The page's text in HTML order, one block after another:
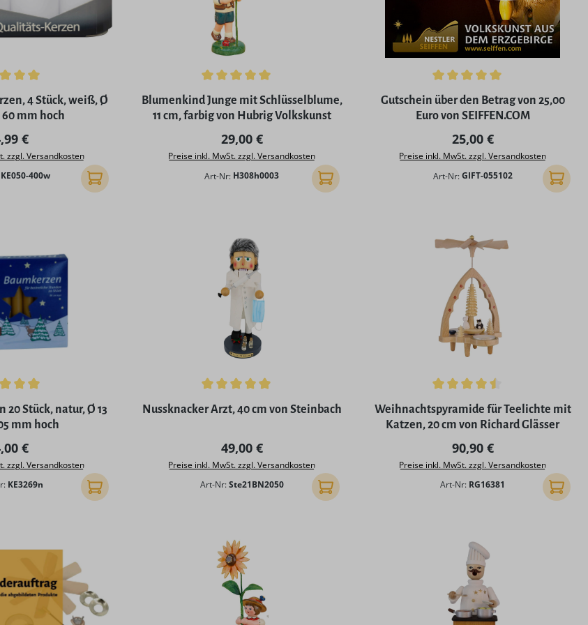
von 5 von 5 Sternen
4 Stück, weiß, Ø
mm hoch
Preis:
€
zzgl. Versandkosten
KE050-400w In den Warenkorb
Durchschnittliche Bewertung von 5 von 5 Sternen
Blumenkind Junge mit Schlüsselblume,
11 cm, farbig von Hubrig Volkskunst
Regulärer Preis:
29,00 €
Preise inkl. MwSt. zzgl. Versandkosten
Art-Nr: H308h0003 In den Warenkorb
Durchschnittliche Bewertung von 5 von
Gutschein über den Betrag von 25,00
Euro von SEIFFEN.COM
Regulärer Preis:
25,00 €
Preise inkl. MwSt. zzgl. Versandkosten
Art-Nr: GIFT-055102 In den
von 5 von 5 Sternen
Stück, natur, Ø 13
mm hoch
Preis:
€
zzgl. Versandkosten
KE3269n In den Warenkorb
Durchschnittliche Bewertung von 4.94 von 5 Sternen
Nussknacker Arzt, 40 cm von Steinbach
Regulärer Preis:
49,00 €
Preise inkl. MwSt. zzgl. Versandkosten
Art-Nr: Ste21BN2050 In den Warenkorb
Durchschnittliche Bewertung von 4.5 von
Weihnachtspyramide für Teelichte mit
Katzen, 20 cm von Richard Glässer
Regulärer Preis:
90,90 €
Preise inkl. MwSt. zzgl. Versandkosten
Art-Nr: RG16381 In den